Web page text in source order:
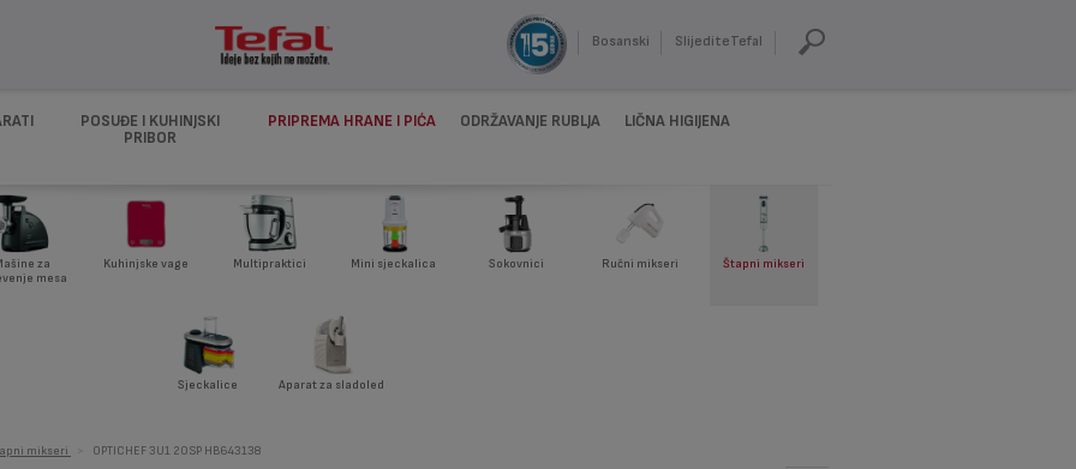
Bosanski SlijediteTefal
POSUĐE I KUHINJSKI
PRIBOR
PRIPREMA HRANE I PIĆA ODRŽAVANJE RUBLJA LIČNA HIGIJENA
za
mesa
Kuhinjske vage Multipraktici Mini sjeckalica Sokovnici Ručni mikseri Štapni mikseri
Sjeckalice Aparat za sladoled
mikseri OPTICHEF 3U1 20SP HB643138